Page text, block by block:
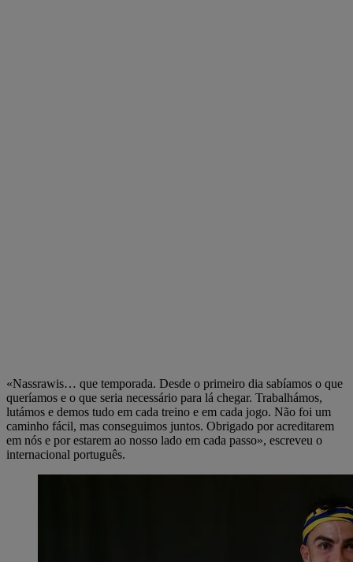
«Nassrawis… que temporada. Desde o primeiro dia sabíamos o que
queríamos e o que seria necessário para lá chegar. Trabalhámos,
lutámos e demos tudo em cada treino e em cada jogo. Não foi um
caminho fácil, mas conseguimos juntos. Obrigado por acreditarem
em nós e por estarem ao nosso lado em cada passo», escreveu o
internacional português.